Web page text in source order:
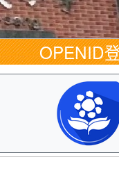
OPENID